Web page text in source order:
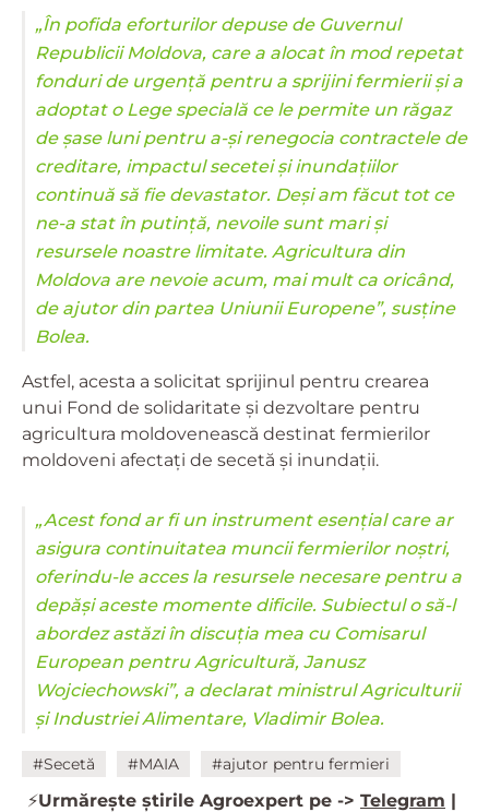
„În pofida eforturilor depuse de Guvernul
Republicii Moldova, care a alocat în mod repetat
fonduri de urgență pentru a sprijini fermierii și a
adoptat o Lege specială ce le permite un răgaz
de șase luni pentru a-și renegocia contractele de
creditare, impactul secetei și inundațiilor
continuă să fie devastator. Deși am făcut tot ce
ne-a stat în putință, nevoile sunt mari și
resursele noastre limitate. Agricultura din
Moldova are nevoie acum, mai mult ca oricând,
de ajutor din partea Uniunii Europene”, susține
Bolea.
Astfel, acesta a solicitat sprijinul pentru crearea
unui Fond de solidaritate și dezvoltare pentru
agricultura moldovenească destinat fermierilor
moldoveni afectați de secetă și inundații.
„Acest fond ar fi un instrument esențial care ar
asigura continuitatea muncii fermierilor noștri,
oferindu-le acces la resursele necesare pentru a
depăși aceste momente dificile. Subiectul o să-l
abordez astăzi în discuția mea cu Comisarul
European pentru Agricultură, Janusz
Wojciechowski”, a declarat ministrul Agriculturii
și Industriei Alimentare, Vladimir Bolea.
#Secetă #MAIA #ajutor pentru fermieri
⚡️Urmărește știrile Agroexpert pe -> Telegram |